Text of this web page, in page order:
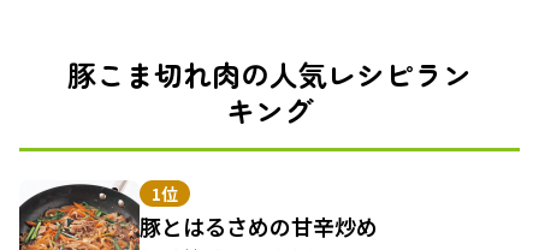
豚こま切れ肉の人気レシピラン
キング
1位
豚とはるさめの甘辛炒め